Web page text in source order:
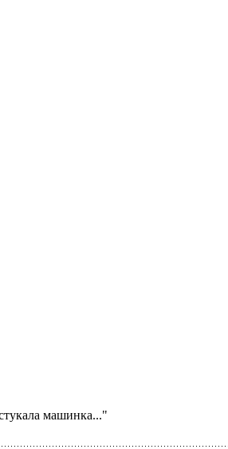
машинка..."